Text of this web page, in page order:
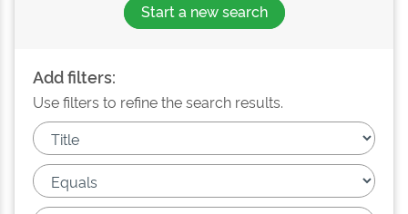
Start a new search
Add filters:
Use filters to refine the search results.